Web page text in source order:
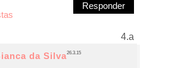
Responder
da Silva26.3.15